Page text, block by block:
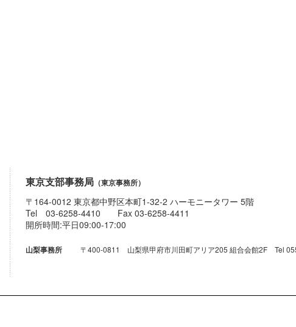
東京支部事務局（東京事務所）
〒164-0012 東京都中野区本町1-32-2 ハーモニータワー 5階
Tel 03-6258-4410 Fax 03-6258-4411
開所時間:平日09:00-17:00
山梨事務所 〒400-0811 山梨県甲府市川田町アリア205 組合会館2F Tel